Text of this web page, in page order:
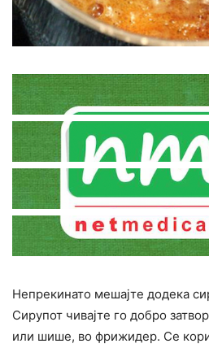
Непрекинато мешајте додека
Сирупот чивајте го добро
или шише, во фрижидер. Се